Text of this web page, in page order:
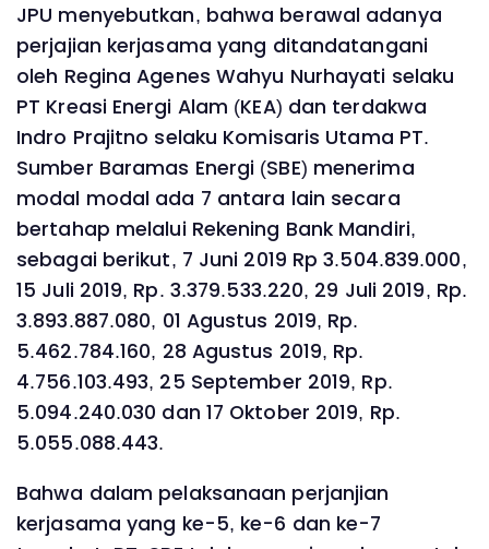
JPU menyebutkan, bahwa berawal adanya
perjajian kerjasama yang ditandatangani
oleh Regina Agenes Wahyu Nurhayati selaku
PT Kreasi Energi Alam (KEA) dan terdakwa
Indro Prajitno selaku Komisaris Utama PT.
Sumber Baramas Energi (SBE) menerima
modal modal ada 7 antara lain secara
bertahap melalui Rekening Bank Mandiri,
sebagai berikut, 7 Juni 2019 Rp 3.504.839.000,
15 Juli 2019, Rp. 3.379.533.220, 29 Juli 2019, Rp.
3.893.887.080, 01 Agustus 2019, Rp.
5.462.784.160, 28 Agustus 2019, Rp.
4.756.103.493, 25 September 2019, Rp.
5.094.240.030 dan 17 Oktober 2019, Rp.
5.055.088.443.
Bahwa dalam pelaksanaan perjanjian
kerjasama yang ke-5, ke-6 dan ke-7